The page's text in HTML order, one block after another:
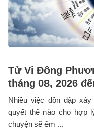
Tử Vi Đông
tháng 08, 2026
Nhiều việc dồn dập
quyết thế nào cho
chuyện sẽ êm ...